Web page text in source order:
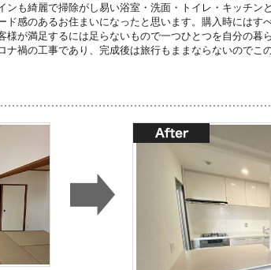
ンも綺麗で掃除がし易い浴室・洗面・トイレ・キッチン
ド感のあるお住まいになったと思います。購入時にはす
様が満足するには足らないもので一つひとつを自分の暮
ナ禍の工事であり、完成後は旅行もままならないのでこ